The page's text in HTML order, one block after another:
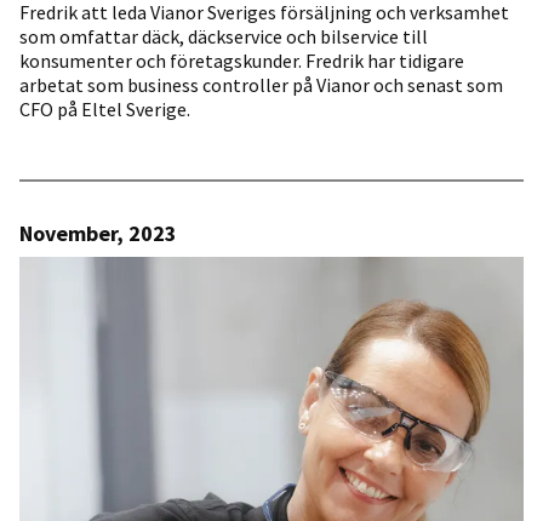
Fredrik att leda Vianor Sveriges försäljning och verksamhet
som omfattar däck, däckservice och bilservice till
konsumenter och företagskunder. Fredrik har tidigare
arbetat som business controller på Vianor och senast som
CFO på Eltel Sverige.
November, 2023